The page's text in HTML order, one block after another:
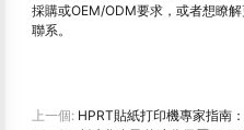
採購或OEM/ODM要求，或者想瞭
聯系。
上一個: HPRT貼紙打印機專家指南